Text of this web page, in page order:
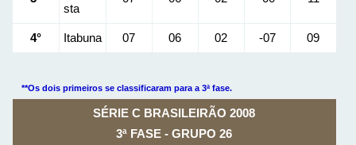
sta
4° Itabuna 07 06 02 -07 09
**Os dois primeiros se classificaram para a 3ª fase.
SÉRIE C BRASILEIRÃO 2008
3ª FASE - GRUPO 26